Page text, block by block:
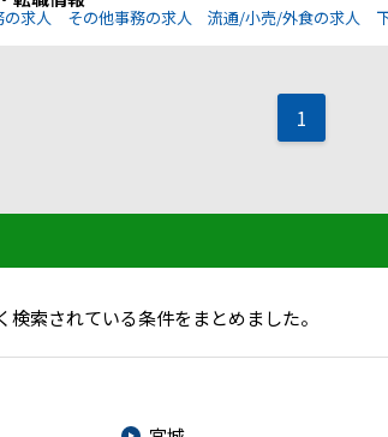
求人 その他事務の求人 流通/小売/外食の求人
1
索されている条件をまとめました。